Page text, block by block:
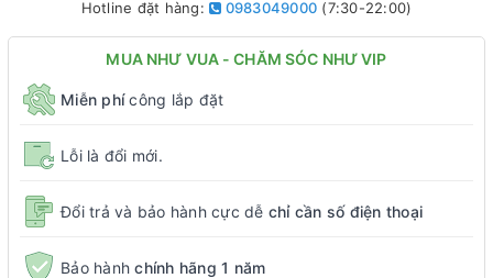
Hotline đặt hàng: 0983049000 (7:30-22:00)
MUA NHƯ VUA - CHĂM SÓC NHƯ VIP
Miễn phícông lắp đặt
Lỗi là đổi mới.
Đổi trả và bảo hành cực dễ chỉ cần số điện thoại
Bảo hànhchính hãng 1 năm